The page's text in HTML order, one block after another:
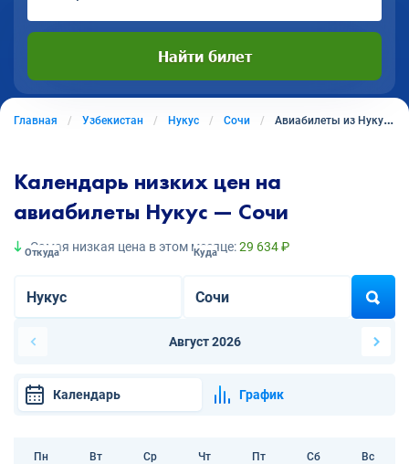
Найти билет
Главная Узбекистан Нукус Сочи Авиабилеты из Нукуса в Сочи
Календарь низких цен на
авиабилеты Нукус — Сочи
Самая низкая цена в этом месяце:29 634 ₽
Откуда Куда
Август 2026
Календарь График
Пн Вт Ср Чт Пт Сб Вс